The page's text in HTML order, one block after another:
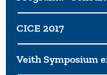
CICE 2017
Veith Symposium